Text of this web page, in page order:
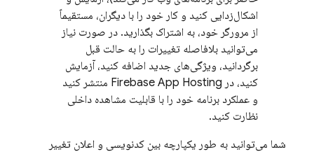
اشکال‌زدایی کنید و کار خود را با دیگران، مستقیماً
از مرورگر خود، به اشتراک بگذارید. در صورت نیاز
می‌توانید بلافاصله تغییرات را به حالت قبل
برگردانید، ویژگی‌های جدید اضافه کنید، آزمایش
کنید، در Firebase App Hosting منتشر کنید
و عملکرد برنامه خود را با قابلیت مشاهده داخلی
نظارت کنید.
شما می‌توانید به طور یکپارچه بین کدنویسی و اعلان تغییر